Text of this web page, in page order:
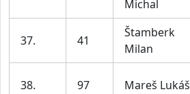
Michal
37. 41
Štamberk
Milan
38. 97 Mareš Lukáš